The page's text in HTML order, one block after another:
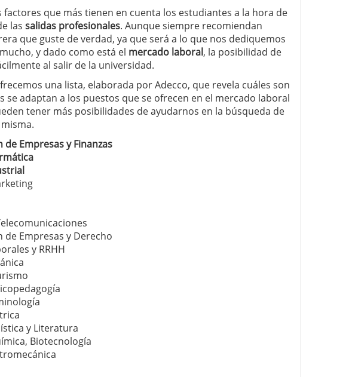
factores que más tienen en cuenta los estudiantes a la hora de
las salidas profesionales. Aunque siempre recomiendan
que guste de verdad, ya que será a lo que nos dediquemos
y dado como está el mercado laboral, la posibilidad de
al salir de la universidad.
una lista, elaborada por Adecco, que revela cuáles son
se adaptan a los puestos que se ofrecen en el mercado laboral
tener más posibilidades de ayudarnos en la búsqueda de
Empresas y Finanzas
Empresas y Derecho
y RRHH
y Literatura
Biotecnología